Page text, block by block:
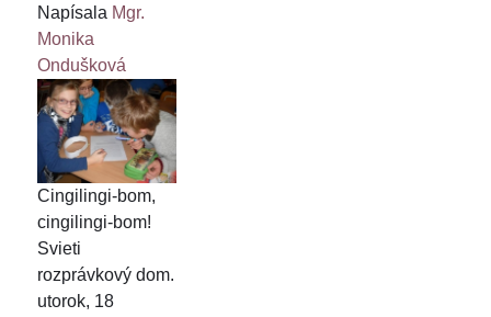
Napísala Mgr.
Monika
Ondušková
Cingilingi-bom,
cingilingi-bom!
Svieti
rozprávkový dom.
utorok, 18